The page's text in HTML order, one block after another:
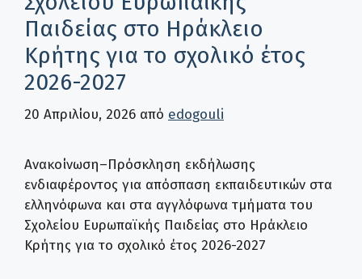
Παιδείας στο Ηράκλειο
Κρήτης για το σχολικό έτος
2026-2027
20 Απριλίου, 2026 από edogouli
Ανακοίνωση–Πρόσκληση εκδήλωσης
ενδιαφέροντος για απόσπαση εκπαιδευτικών στα
ελληνόφωνα και στα αγγλόφωνα τμήματα του
Σχολείου Ευρωπαϊκής Παιδείας στο Ηράκλειο
Κρήτης για το σχολικό έτος 2026-2027